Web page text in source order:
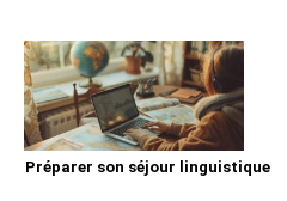
Préparer son séjour linguistique